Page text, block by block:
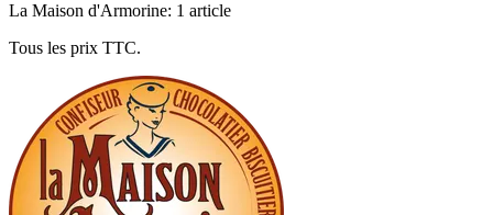
La Maison d'Armorine: 1 article
Tous les prix TTC.